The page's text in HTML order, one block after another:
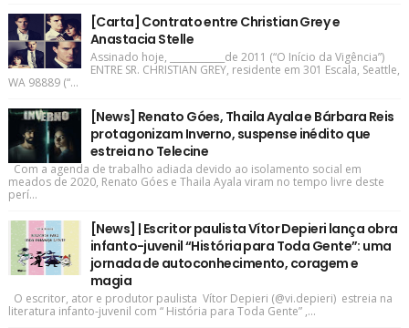
[Carta] Contrato entre Christian Grey e
Anastacia Stelle
Assinado hoje, ____________de 2011 (“O Início da Vigência”)
ENTRE SR. CHRISTIAN GREY, residente em 301 Escala, Seattle,
WA 98889 (“...
[News] Renato Góes, Thaila Ayala e Bárbara Reis
protagonizam Inverno, suspense inédito que
estreia no Telecine
Com a agenda de trabalho adiada devido ao isolamento social em
meados de 2020, Renato Góes e Thaila Ayala viram no tempo livre deste
perí...
[News] | Escritor paulista Vítor Depieri lança obra
infanto-juvenil “História para Toda Gente”: uma
jornada de autoconhecimento, coragem e
magia
O escritor, ator e produtor paulista Vítor Depieri (@vi.depieri) estreia na
literatura infanto-juvenil com “ História para Toda Gente” ,...